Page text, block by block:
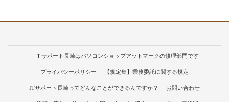
ＩＴサポート長崎はパソコンショップアットマークの修理部門です
プライバシーポリシー 【規定集】業務委託に関する規定
ITサポート長崎ってどんなことができるんですか？ お問い合わせ